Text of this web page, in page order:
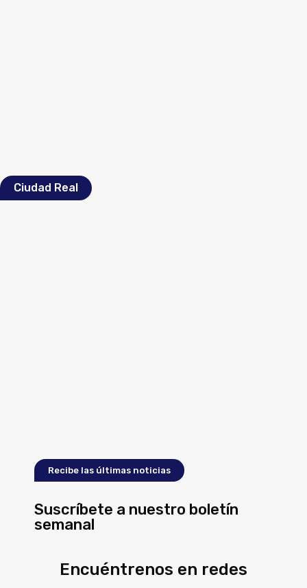
Ciudad Real
Recibe las últimas noticias
Suscríbete a nuestro boletín
semanal
Encuéntrenos en redes